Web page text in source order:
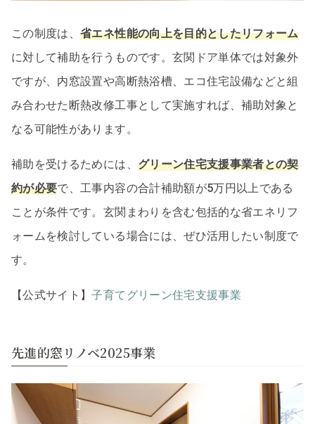
この制度は、省エネ性能の向上を目的としたリフォーム
に対して補助を行うものです。玄関ドア単体では対象外
ですが、内窓設置や高断熱浴槽、エコ住宅設備などと組
み合わせた断熱改修工事として実施すれば、補助対象と
なる可能性があります。
補助を受けるためには、 グリーン住宅支援事業者との契
約が必要で、工事内容の合計補助額が5万円以上である
ことが条件です。玄関まわりを含む包括的な省エネリフ
ォームを検討している場合には、ぜひ活用したい制度で
す。
【公式サイト】子育てグリーン住宅支援事業
先進的窓リノベ2025事業